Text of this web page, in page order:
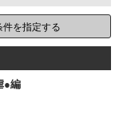
件を指定する
●編